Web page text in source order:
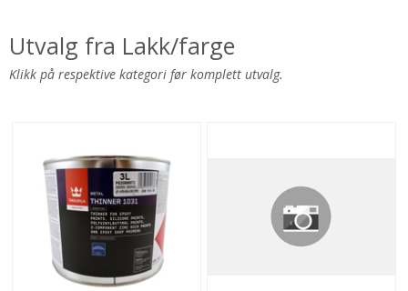
Utvalg fra Lakk/farge
Klikk på respektive kategori før komplett utvalg.